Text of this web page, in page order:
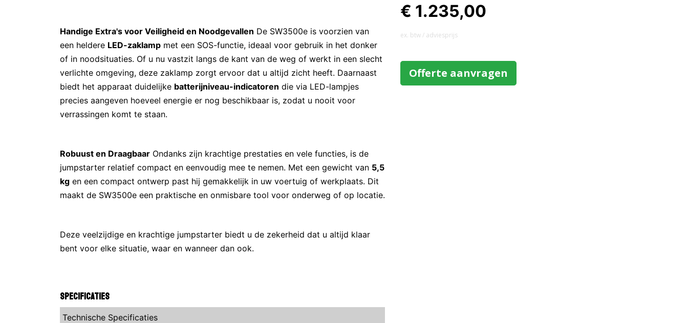
€ 1.235,00
ex. btw / adviesprijs
Offerte aanvragen
Handige Extra's voor Veiligheid en Noodgevallen De SW3500e is voorzien van
een heldere LED-zaklamp met een SOS-functie, ideaal voor gebruik in het donker
of in noodsituaties. Of u nu vastzit langs de kant van de weg of werkt in een slecht
verlichte omgeving, deze zaklamp zorgt ervoor dat u altijd zicht heeft. Daarnaast
biedt het apparaat duidelijke batterijniveau-indicatoren die via LED-lampjes
precies aangeven hoeveel energie er nog beschikbaar is, zodat u nooit voor
verrassingen komt te staan.
Robuust en Draagbaar Ondanks zijn krachtige prestaties en vele functies, is de
jumpstarter relatief compact en eenvoudig mee te nemen. Met een gewicht van 5,5
kg en een compact ontwerp past hij gemakkelijk in uw voertuig of werkplaats. Dit
maakt de SW3500e een praktische en onmisbare tool voor onderweg of op locatie.
Deze veelzijdige en krachtige jumpstarter biedt u de zekerheid dat u altijd klaar
bent voor elke situatie, waar en wanneer dan ook.
Specificaties
Technische Specificaties